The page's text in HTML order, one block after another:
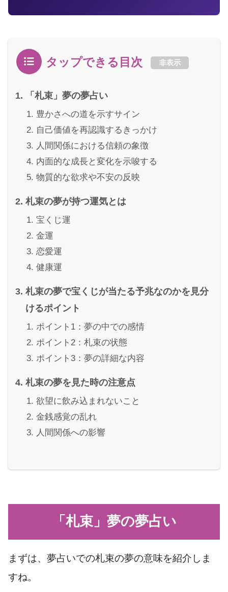
タップできる目次 非表示
「札束」夢の夢占い
豊かさへの道を示すサイン
自己価値を再認識するきっかけ
人間関係における信頼の象徴
内面的な成長と変化を示唆する
物質的な欲求や不安の反映
札束の夢が持つ運気とは
宝くじ運
金運
恋愛運
健康運
札束の夢で宝くじが当たる予兆なのかを見分
けるポイント
ポイント1：夢の中での感情
ポイント2：札束の状態
ポイント3：夢の詳細な内容
札束の夢を見た時の注意点
欲望に飲み込まれないこと
金銭感覚の乱れ
人間関係への影響
「札束」夢の夢占い
まずは、夢占いでの札束の夢の意味を紹介しま
すね。